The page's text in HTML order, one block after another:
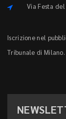
Via Festa
Iscrizione nel
Tribunale di Milano.